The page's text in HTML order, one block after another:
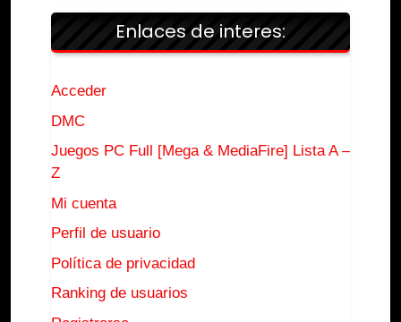
Enlaces de interes:
Acceder
DMC
Juegos PC Full [Mega & MediaFire] Lista A –
Z
Mi cuenta
Perfil de usuario
Política de privacidad
Ranking de usuarios